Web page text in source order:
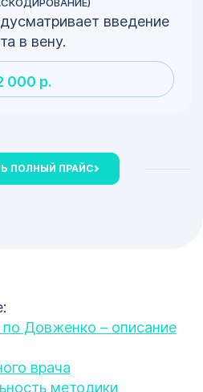
введение
в вену.
000 р.
ПОЛНЫЙ ПРАЙС
Довженко – описание
врача
методики